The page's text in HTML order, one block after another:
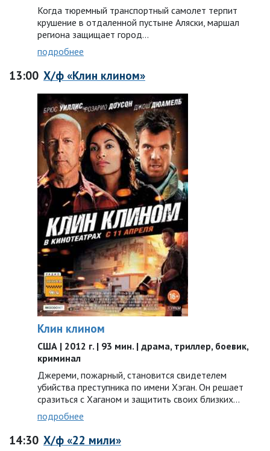
Когда тюремный транспортный самолет терпит
крушение в отдаленной пустыне Аляски, маршал
региона защищает город…
подробнее
13:00 Х/ф «Клин клином»
Клин клином
США | 2012 г. | 93 мин. | драма, триллер, боевик,
криминал
Джереми, пожарный, становится свидетелем
убийства преступника по имени Хэган. Он решает
сразиться с Хаганом и защитить своих близких…
подробнее
14:30 Х/ф «22 мили»